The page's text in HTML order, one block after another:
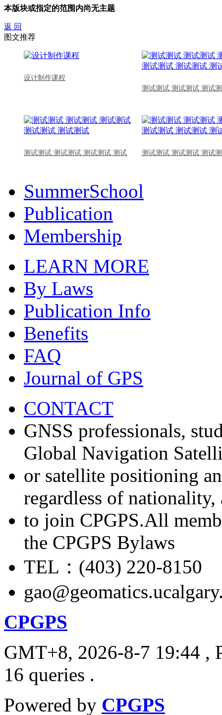
本版块或指定的范围内尚无主题
返 回
图文推荐
设计制作课程
测试测试 测试测试 测试
测试测试 测试测试 测试测试 测试 测试测试 测试测试 测试
SummerSchool
Publication
Membership
LEARN MORE
By Laws
Publication Info
Benefits
FAQ
Journal of GPS
CONTACT
GNSS professionals,
Global Navigation
or satellite positioning
regardless of nationality,
to join CPGPS.All
the CPGPS Bylaws
TEL：(403) 220-8150
CPGPS
GMT+8, 2026-8-7 19:44 ,
16 queries .
Powered by CPGPS